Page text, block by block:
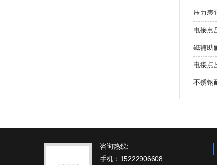
压力表
电接点
磁辅助
电接点
不锈钢
咨询热线:
手机：15222906608